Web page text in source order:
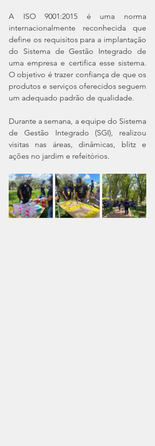
A ISO 9001:2015 é uma norma
internacionalmente reconhecida que
define os requisitos para a implantação
do Sistema de Gestão Integrado de
uma empresa e certifica esse sistema.
O objetivo é trazer confiança de que os
produtos e serviços oferecidos seguem
um adequado padrão de qualidade.
Durante a semana, a equipe do Sistema
de Gestão Integrado (SGI), realizou
visitas nas áreas, dinâmicas, blitz e
ações no jardim e refeitórios.